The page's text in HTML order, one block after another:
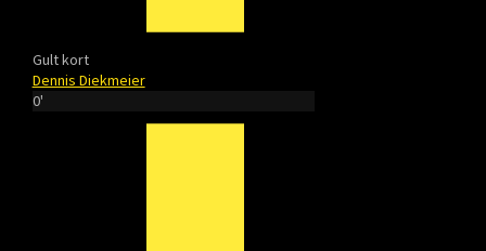
Gult kort
Dennis Diekmeier
0'